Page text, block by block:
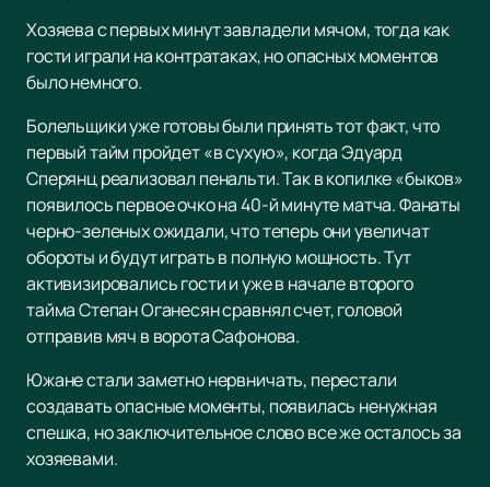
Хозяева с первых минут завладели мячом, тогда как
гости играли на контратаках, но опасных моментов
было немного.
Болельщики уже готовы были принять тот факт, что
первый тайм пройдет «в сухую», когда Эдуард
Сперянц реализовал пенальти. Так в копилке «быков»
появилось первое очко на 40-й минуте матча. Фанаты
черно-зеленых ожидали, что теперь они увеличат
обороты и будут играть в полную мощность. Тут
активизировались гости и уже в начале второго
тайма Степан Оганесян сравнял счет, головой
отправив мяч в ворота Сафонова.
Южане стали заметно нервничать, перестали
создавать опасные моменты, появилась ненужная
спешка, но заключительное слово все же осталось за
хозяевами.